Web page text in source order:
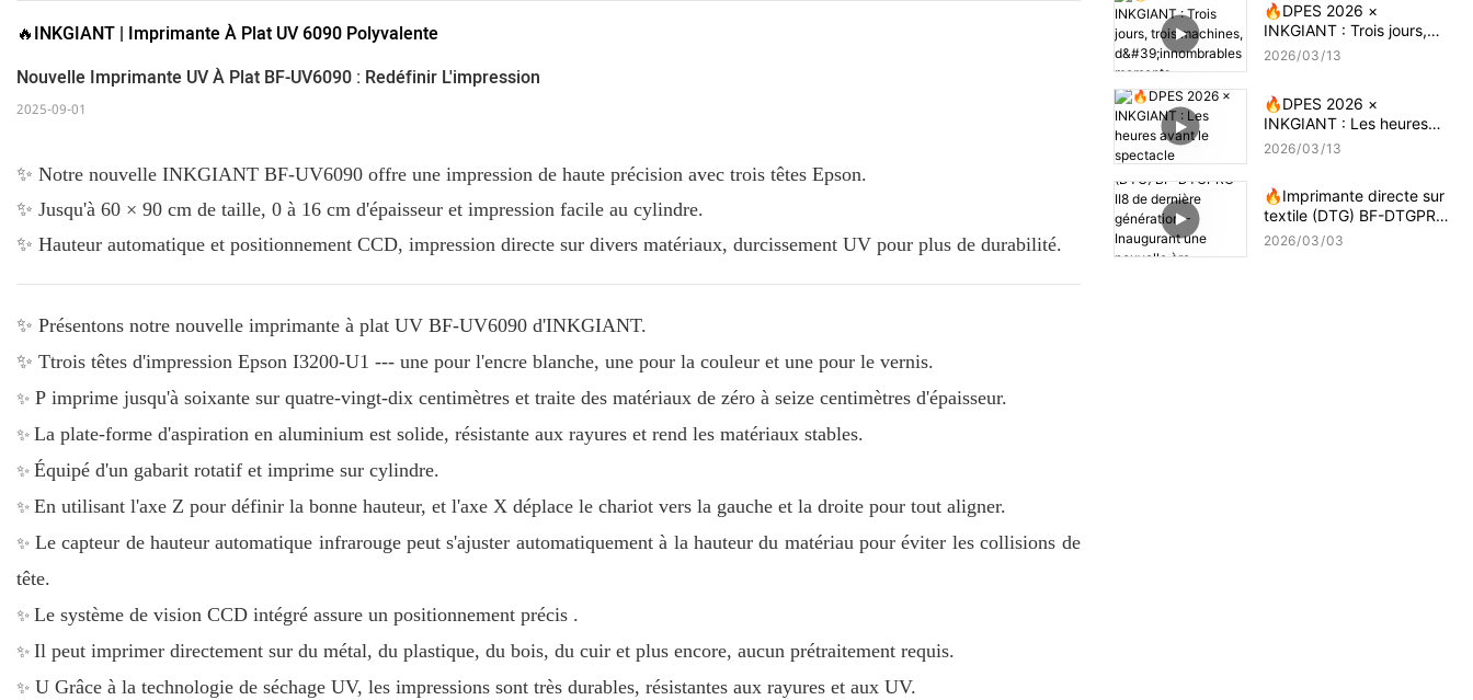
🔥INKGIANT | Imprimante À Plat UV 6090 Polyvalente
Nouvelle Imprimante UV À Plat BF-UV6090 : Redéfinir L'impression
2025-09-01
✨ Notre nouvelle INKGIANT BF-UV6090 offre une impression de haute précision avec trois têtes Epson.
✨ Jusqu'à 60 × 90 cm de taille, 0 à 16 cm d'épaisseur et impression facile au cylindre.
✨ Hauteur automatique et positionnement CCD, impression directe sur divers matériaux, durcissement UV pour plus de durabilité.
✨ Présentons notre nouvelle imprimante à plat UV BF-UV6090 d'INKGIANT.
✨ Ttrois têtes d'impression Epson I3200-U1 --- une pour l'encre blanche, une pour la couleur et une pour le vernis.
✨ P imprime jusqu'à soixante sur quatre-vingt-dix centimètres et traite des matériaux de zéro à seize centimètres d'épaisseur.
✨ La plate-forme d'aspiration en aluminium est solide, résistante aux rayures et rend les matériaux stables.
✨ Équipé d'un gabarit rotatif et imprime sur cylindre.
✨ En utilisant l'axe Z pour définir la bonne hauteur, et l'axe X déplace le chariot vers la gauche et la droite pour tout aligner.
✨ Le capteur de hauteur automatique infrarouge peut s'ajuster automatiquement à la hauteur du matériau pour éviter les collisions de
tête.
✨ Le système de vision CCD intégré assure un positionnement précis .
✨ Il peut imprimer directement sur du métal, du plastique, du bois, du cuir et plus encore, aucun prétraitement requis.
✨ U Grâce à la technologie de séchage UV, les impressions sont très durables, résistantes aux rayures et aux UV.
🔥DPES 2026 ×
INKGIANT : Trois jours,
trois machines,
2026 03 13
🔥DPES 2026 ×
INKGIANT : Les heures
avant le spectacle
2026 03 13
🔥Imprimante directe sur
textile (DTG) BF-DTGPRO-
II8 de dernière génération
2026 03 03